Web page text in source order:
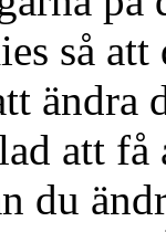
så
att
du